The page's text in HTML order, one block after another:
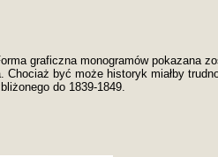
graficzna monogramów pokazana
być może historyk miałby
do 1839-1849.